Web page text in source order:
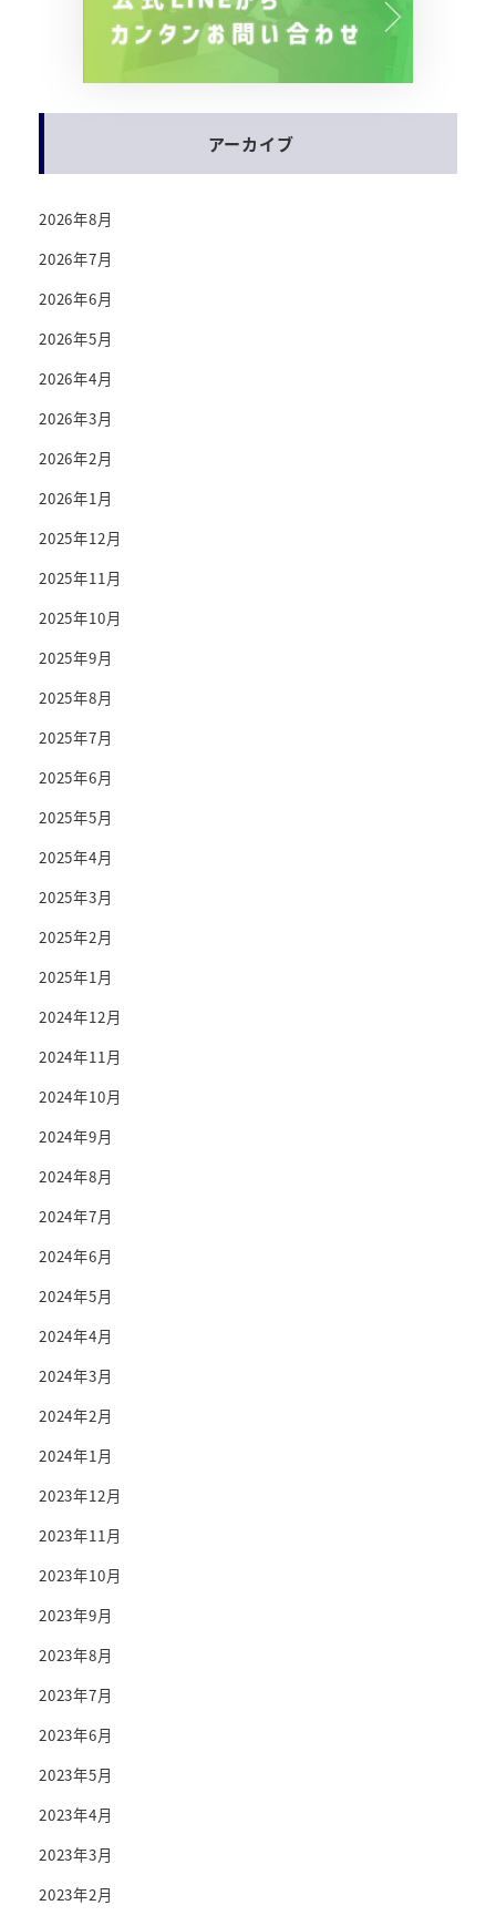
アーカイブ
2026年8月
2026年7月
2026年6月
2026年5月
2026年4月
2026年3月
2026年2月
2026年1月
2025年12月
2025年11月
2025年10月
2025年9月
2025年8月
2025年7月
2025年6月
2025年5月
2025年4月
2025年3月
2025年2月
2025年1月
2024年12月
2024年11月
2024年10月
2024年9月
2024年8月
2024年7月
2024年6月
2024年5月
2024年4月
2024年3月
2024年2月
2024年1月
2023年12月
2023年11月
2023年10月
2023年9月
2023年8月
2023年7月
2023年6月
2023年5月
2023年4月
2023年3月
2023年2月